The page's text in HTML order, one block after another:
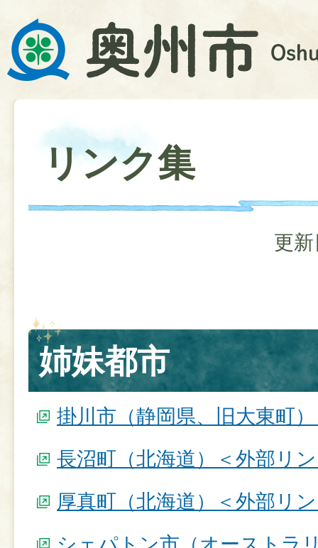
リンク集
更
姉妹都市
掛川市（静岡県、旧大東町
長沼町（北海道）＜外部リ
厚真町（北海道）＜外部リ